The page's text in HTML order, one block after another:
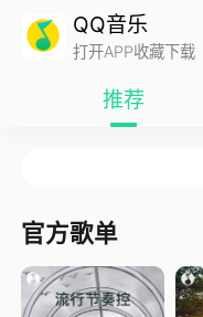
QQ音乐
打开APP收藏下载
推荐
官方歌单